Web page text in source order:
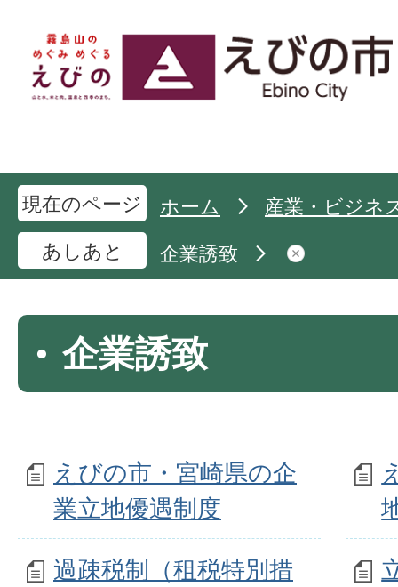
現在のページ ホーム
産業・ビジネ
あしあと
企業誘致
企業誘致
えびの市・宮崎県の企
業立地優遇制度
過疎税制（租税特別措